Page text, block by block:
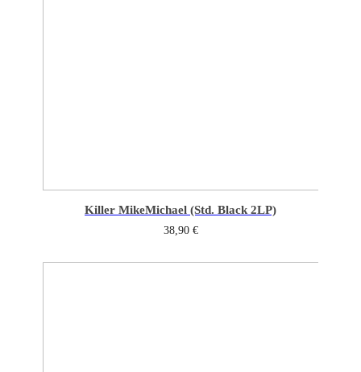
Killer MikeMichael (Std. Black 2LP)
38,90 €